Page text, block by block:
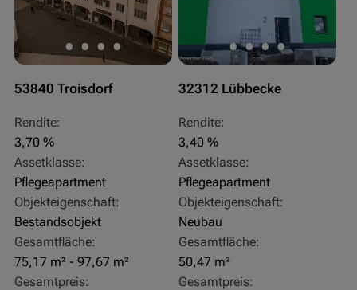
53840 Troisdorf
Rendite:
3,70 %
Assetklasse:
Pflegeapartment
Objekteigenschaft:
Bestandsobjekt
Gesamtfläche:
75,17 m² - 97,67 m²
Gesamtpreis:
32312 Lübbecke
Rendite:
3,40 %
Assetklasse:
Pflegeapartment
Objekteigenschaft:
Neubau
Gesamtfläche:
50,47 m²
Gesamtpreis: